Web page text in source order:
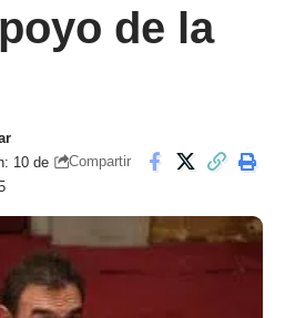
de la
10 de
Compartir